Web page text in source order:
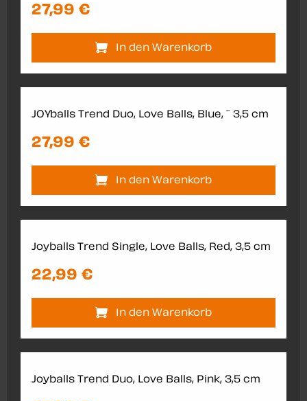
27,99 €
In den Warenkorb
JOYballs Trend Duo, Love Balls, Blue, ¯ 3,5 cm
27,99 €
In den Warenkorb
Joyballs Trend Single, Love Balls, Red, 3,5 cm
22,99 €
In den Warenkorb
Joyballs Trend Duo, Love Balls, Pink, 3,5 cm